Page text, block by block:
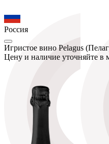
Россия
Игристое вино Pelagus
Цену и наличие уточняйте в